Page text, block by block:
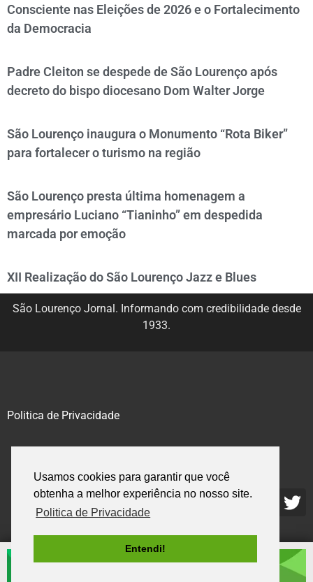
Usamos cookies para garantir que você
obtenha a melhor experiência no nosso site.
Politica de Privacidade
Entendi!
Consciente nas Eleições de 2026 e o Fortalecimento
da Democracia
Padre Cleiton se despede de São Lourenço após
decreto do bispo diocesano Dom Walter Jorge
São Lourenço inaugura o Monumento “Rota Biker”
para fortalecer o turismo na região
São Lourenço presta última homenagem a
empresário Luciano “Tianinho” em despedida
marcada por emoção
XII Realização do São Lourenço Jazz e Blues
São Lourenço Jornal. Informando com credibilidade desde
1933.
Politica de Privacidade